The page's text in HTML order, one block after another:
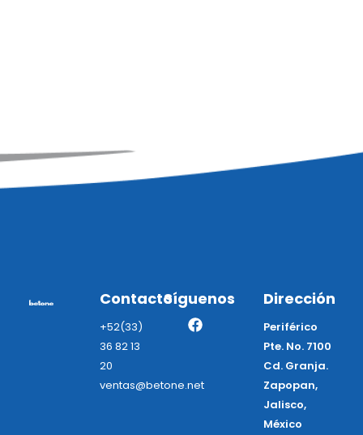
Contacto
+52(33)
36 82 13
20
ventas@betone.net
Síguenos Dirección
Periférico
Pte. No. 7100
Cd. Granja.
Zapopan,
Jalisco,
México